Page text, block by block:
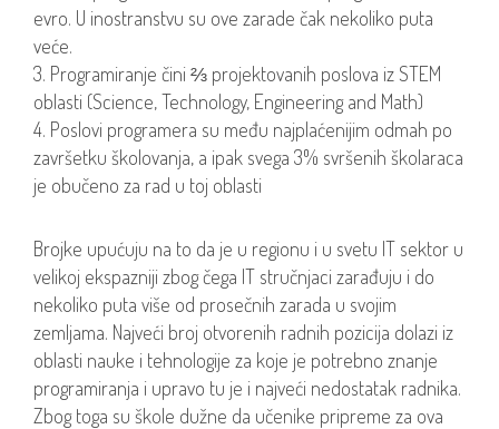
evro. U inostranstvu su ove zarade čak nekoliko puta
veće.
Programiranje čini ⅔ projektovanih poslova iz STEM
oblasti (Science, Technology, Engineering and Math)
Poslovi programera su među najplaćenijim odmah po
završetku školovanja, a ipak svega 3% svršenih školaraca
je obučeno za rad u toj oblasti
Brojke upućuju na to da je u regionu i u svetu IT sektor u
velikoj ekspazniji zbog čega IT stručnjaci zarađuju i do
nekoliko puta više od prosečnih zarada u svojim
zemljama. Najveći broj otvorenih radnih pozicija dolazi iz
oblasti nauke i tehnologije za koje je potrebno znanje
programiranja i upravo tu je i najveći nedostatak radnika.
Zbog toga su škole dužne da učenike pripreme za ova